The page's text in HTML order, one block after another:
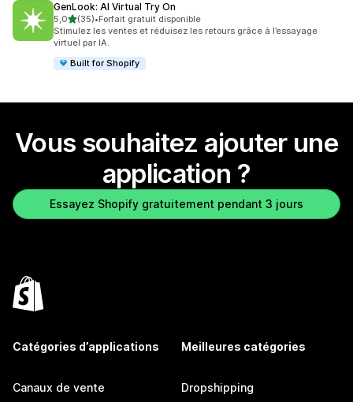
GenLook: AI Virtual Try On
5,0étoile(s) sur 5
(35)
35 avis au total
•Forfait gratuit disponible
Stimulez les ventes et réduisez les retours grâce à l’essayage
virtuel par IA.
Built for Shopify
Vous souhaitez ajouter une
application ?
Essayez Shopify gratuitement pendant 3 jours
Catégories d’applications
Canaux de vente
Meilleures catégories
Dropshipping